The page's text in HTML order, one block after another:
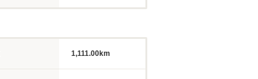
1,111.00km